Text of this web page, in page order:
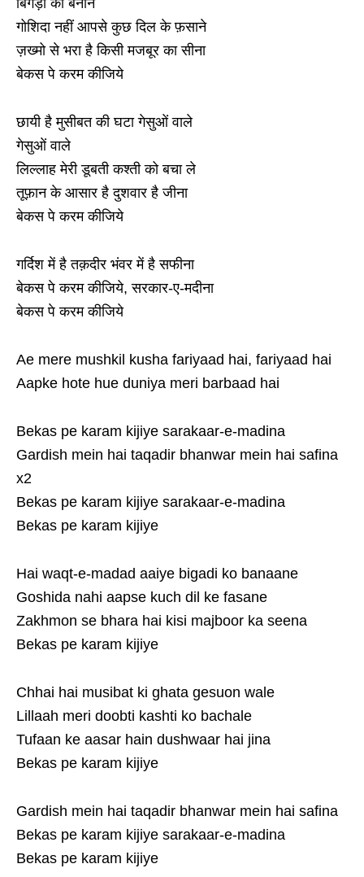
बिगड़ी को बनाने
गोशिदा नहीं आपसे कुछ दिल के फ़साने
ज़ख्मो से भरा है किसी मजबूर का सीना
बेकस पे करम कीजिये
छायी है मुसीबत की घटा गेसुओं वाले
गेसुओं वाले
लिल्लाह मेरी डूबती कश्ती को बचा ले
तूफ़ान के आसार है दुशवार है जीना
बेकस पे करम कीजिये
गर्दिश में है तक़दीर भंवर में है सफीना
बेकस पे करम कीजिये, सरकार-ए-मदीना
बेकस पे करम कीजिये
Ae mere mushkil kusha fariyaad hai, fariyaad hai
Aapke hote hue duniya meri barbaad hai
Bekas pe karam kijiye sarakaar-e-madina
Gardish mein hai taqadir bhanwar mein hai safina
x2
Bekas pe karam kijiye sarakaar-e-madina
Bekas pe karam kijiye
Hai waqt-e-madad aaiye bigadi ko banaane
Goshida nahi aapse kuch dil ke fasane
Zakhmon se bhara hai kisi majboor ka seena
Bekas pe karam kijiye
Chhai hai musibat ki ghata gesuon wale
Lillaah meri doobti kashti ko bachale
Tufaan ke aasar hain dushwaar hai jina
Bekas pe karam kijiye
Gardish mein hai taqadir bhanwar mein hai safina
Bekas pe karam kijiye sarakaar-e-madina
Bekas pe karam kijiye